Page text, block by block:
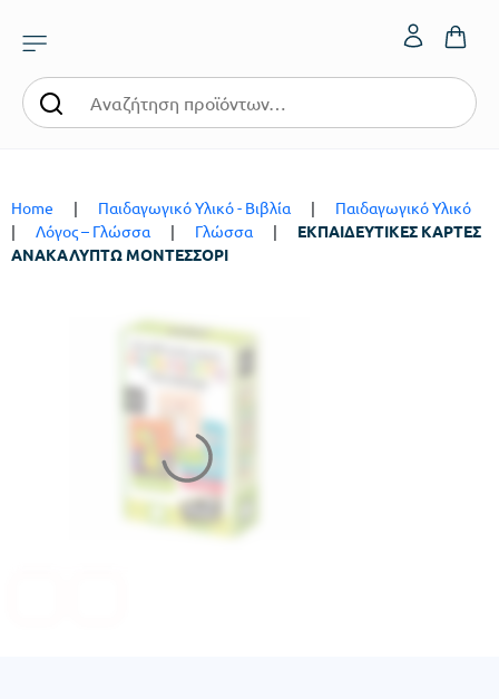
Home | Παιδαγωγικό Υλικό - Βιβλία |
Παιδαγωγικό Υλικό
|
Λόγος – Γλώσσα | Γλώσσα |
ΕΚΠΑΙΔΕΥΤΙΚΕΣ ΚΑΡΤΕΣ
ΑΝΑΚΑΛΥΠΤΩ ΜΟΝΤΕΣΣΟΡΙ